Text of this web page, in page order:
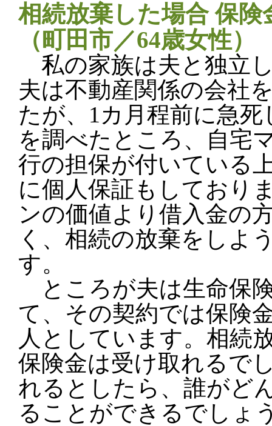
相続放棄した場合 保険
（町田市／64歳女性）
私の家族は夫と独立
夫は不動産関係の会社
たが、1カ月程前に急
を調べたところ、自宅
行の担保が付いている
に個人保証もしており
ンの価値より借入金の
く、相続の放棄をしよ
す。
ところが夫は生命保
て、その契約では保険
人としています。相続
保険金は受け取れるで
れるとしたら、誰がど
ることができるでしょ